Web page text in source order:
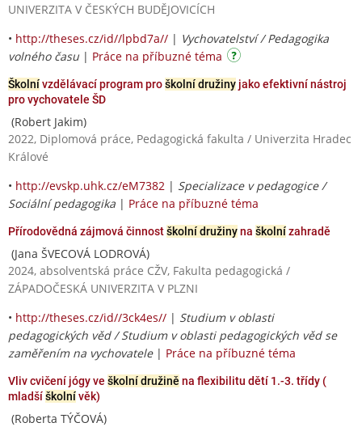
UNIVERZITA V ČESKÝCH BUDĚJOVICÍCH
• http://theses.cz/id//lpbd7a// | Vychovatelství / Pedagogika
volného času | Práce na příbuzné téma
Školnívzdělávací program proškolní družiny jako efektivní nástroj
pro vychovatele ŠD
(Robert Jakim)
2022, Diplomová práce, Pedagogická fakulta / Univerzita Hradec
Králové
• http://evskp.uhk.cz/eM7382 | Specializace v pedagogice /
Sociální pedagogika | Práce na příbuzné téma
Přírodovědná zájmová činnostškolní družinyna školnízahradě
(Jana ŠVECOVÁ LODROVÁ)
2024, absolventská práce CŽV, Fakulta pedagogická /
ZÁPADOČESKÁ UNIVERZITA V PLZNI
• http://theses.cz/id//3ck4es// | Studium v oblasti
pedagogických věd / Studium v oblasti pedagogických věd se
zaměřením na vychovatele| Práce na příbuzné téma
Vliv cvičení jógy ve školní družině na flexibilitu dětí 1.-3. třídy (
mladšíškolnívěk)
(Roberta TÝČOVÁ)